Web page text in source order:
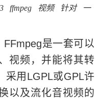
ffmpeg 视频 针对
一
是一套可以
视频，并能将其转
采用LGPL或GPL许
以及流化音视频的